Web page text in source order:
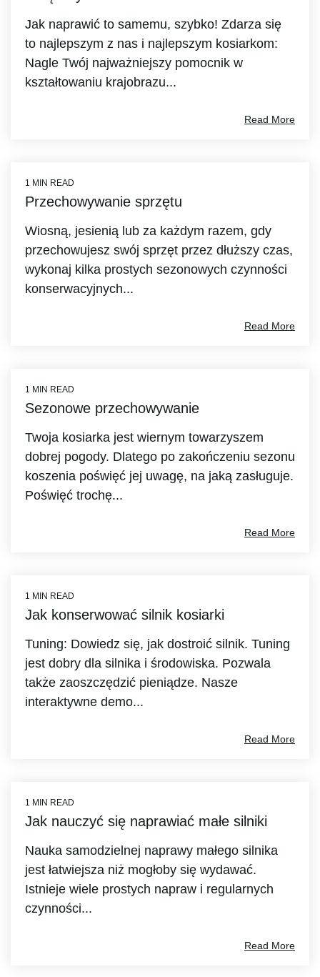
Jak naprawić to samemu, szybko! Zdarza się
to najlepszym z nas i najlepszym kosiarkom:
Nagle Twój najważniejszy pomocnik w
kształtowaniu krajobrazu...
Read More
1 MIN READ
Przechowywanie sprzętu
Wiosną, jesienią lub za każdym razem, gdy
przechowujesz swój sprzęt przez dłuższy czas,
wykonaj kilka prostych sezonowych czynności
konserwacyjnych...
Read More
1 MIN READ
Sezonowe przechowywanie
Twoja kosiarka jest wiernym towarzyszem
dobrej pogody. Dlatego po zakończeniu sezonu
koszenia poświęć jej uwagę, na jaką zasługuje.
Poświęć trochę...
Read More
1 MIN READ
Jak konserwować silnik kosiarki
Tuning: Dowiedz się, jak dostroić silnik. Tuning
jest dobry dla silnika i środowiska. Pozwala
także zaoszczędzić pieniądze. Nasze
interaktywne demo...
Read More
1 MIN READ
Jak nauczyć się naprawiać małe silniki
Nauka samodzielnej naprawy małego silnika
jest łatwiejsza niż mogłoby się wydawać.
Istnieje wiele prostych napraw i regularnych
czynności...
Read More